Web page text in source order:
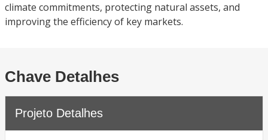
climate commitments, protecting natural assets, and
improving the efficiency of key markets.
Chave Detalhes
Projeto Detalhes